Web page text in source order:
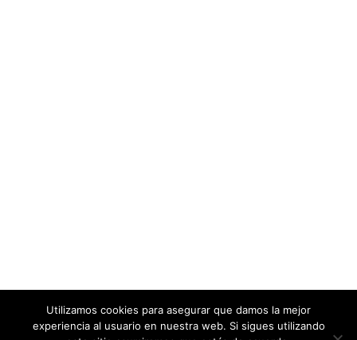
Utilizamos cookies para asegurar que damos la mejor
experiencia al usuario en nuestra web. Si sigues utilizando